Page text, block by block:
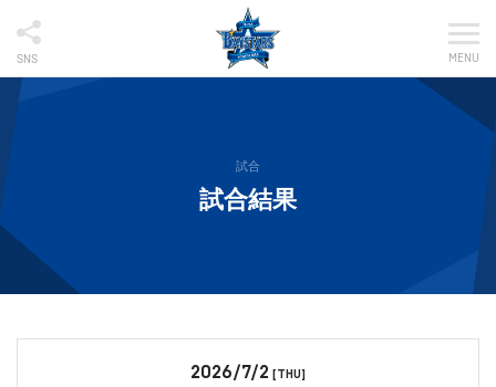
SNS MENU
試合
試合結果
2026/7/2 [THU]